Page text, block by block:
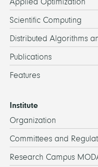
Scientific Computing
Distributed Algorithms
Publications
Features
Institute
Organization
Committees and
Research Campus